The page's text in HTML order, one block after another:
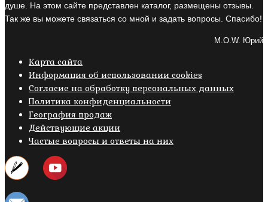
душе. На этом сайте представлен каталог, размещены отзывы.
Так же вы можете связаться со мной и задать вопросы. Спасибо!
M.O.W. Юрий
Карта сайта
Информация об использовании cookies
Cогласие на обработку персональных данных
Политика конфиденциальности
География продаж
Действующие акции
Частые вопросы и ответы на них